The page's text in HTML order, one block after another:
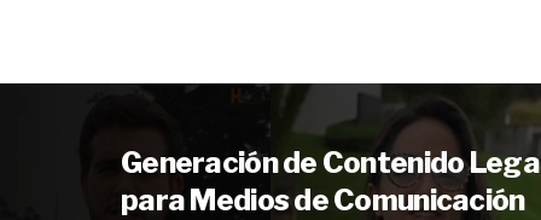
Generación de Contenido
para Medios de Comunicación